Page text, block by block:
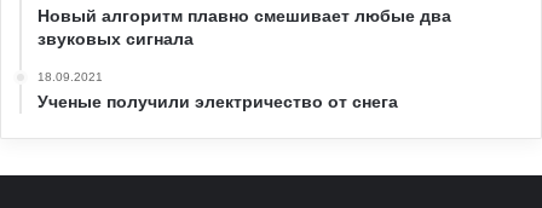
Новый алгоритм плавно смешивает любые два
звуковых сигнала
18.09.2021
Ученые получили электричество от снега